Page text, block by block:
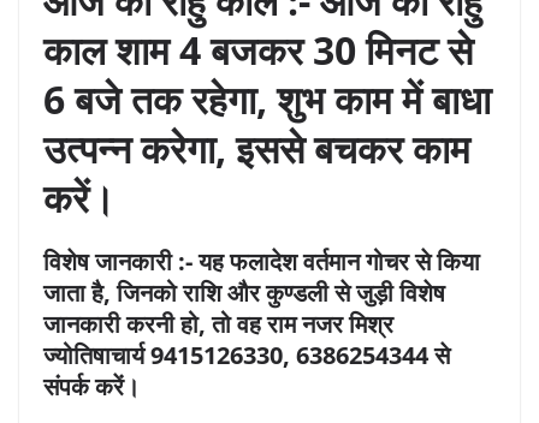
काल शाम 4 बजकर 30 मिनट से
6 बजे तक रहेगा, शुभ काम में बाधा
उत्पन्न करेगा, इससे बचकर काम
करें।
विशेष जानकारी :- यह फलादेश वर्तमान गोचर से किया
जाता है, जिनको राशि और कुण्डली से जुड़ी विशेष
जानकारी करनी हो, तो वह राम नजर मिश्र
ज्योतिषाचार्य 9415126330, 6386254344 से
संपर्क करें।